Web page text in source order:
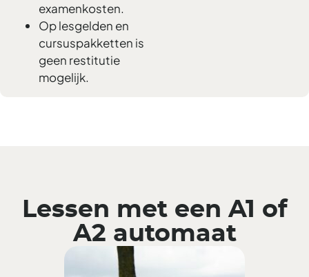
examenkosten.
Op lesgelden en
cursuspakketten is
geen restitutie
mogelijk.
Lessen met een A1 of
A2 automaat